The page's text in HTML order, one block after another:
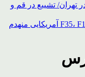
شهید انقلاب؛ 13 تیر در تهران/ تشییع در قم و
محل استقرار جنگنده های F35، F15، F16 آمریکایی منهدم